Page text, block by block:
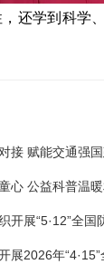
还学到科学
接 赋能交通强
心 公益科普温
全国防灾减灾日主题科
年“4·15”全民国家安全教